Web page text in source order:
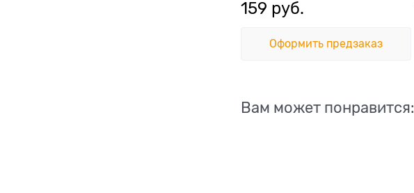
159 руб.
Оформить предзаказ
Вам может понравится: